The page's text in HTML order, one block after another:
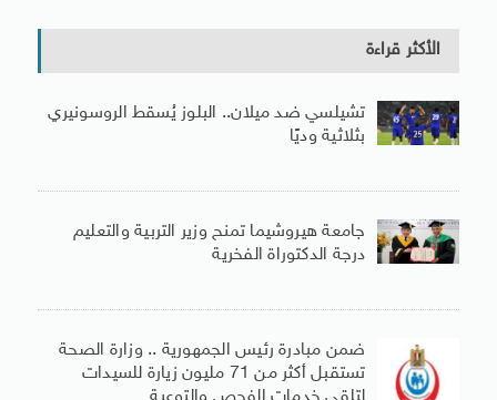
الأكثر قراءة
تشيلسي ضد ميلان.. البلوز يُسقط الروسونيري
بثلاثية وديًا
جامعة هيروشيما تمنح وزير التربية والتعليم
درجة الدكتوراة الفخرية
ضمن مبادرة رئيس الجمهورية .. وزارة الصحة
تستقبل أكثر من 71 مليون زيارة للسيدات